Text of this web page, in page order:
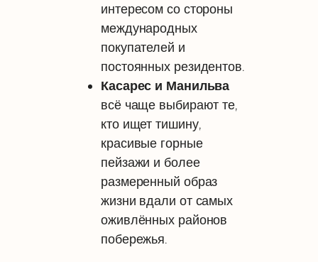
интересом со стороны
международных
покупателей и
постоянных резидентов.
Касарес и Манильва
всё чаще выбирают те,
кто ищет тишину,
красивые горные
пейзажи и более
размеренный образ
жизни вдали от самых
оживлённых районов
побережья.